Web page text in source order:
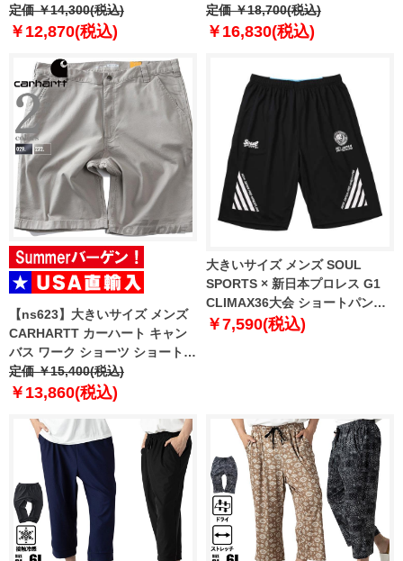
ツ ハーフパンツ NBA CHICAGO
BULLS BLACK SHORTS USA直
定価 ￥14,300(税込)
￥12,870(税込)
ハーフパンツ MLB WASHED
NEW YORK YANKEES T-SHIRT
定価 ￥18,700(税込)
￥16,830(税込)
【ns623】大きいサイズ メンズ
CARHARTT カーハート キャン
バス ワーク ショーツ ショートパ
ンツ ハーフパンツ CANVAS
UTILITY WORK SHORT USA直
定価 ￥15,400(税込)
￥13,860(税込)
大きいサイズ メンズ SOUL
SPORTS × 新日本プロレス G1
CLIMAX36大会 ショートパンツ
ブラック 1274-6242-1 3L 4L 5L
￥7,590(税込)